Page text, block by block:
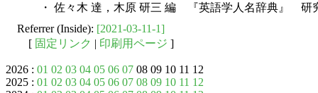
・ 佐々木 達，木原 研三 編 『英語学人名辞典』 研
Referrer (Inside): [2021-03-11-1]
[ 固定リンク | 印刷用ページ ]
2026 : 01 02 03 04 05 06 07 08 09 10 11 12
2025 : 01 02 03 04 05 06 07 08 09 10 11 12